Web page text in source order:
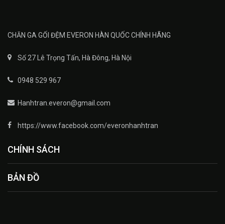
CHĂN GA GỐI ĐỆM EVERON HÀN QUỐC CHÍNH HÃNG
Số 27 Lê Trọng Tấn, Hà Đông, Hà Nội
0948 529 967
Hanhtran.everon@gmail.com
https://www.facebook.com/everonhanhtran
CHÍNH SÁCH
BẢN ĐỒ